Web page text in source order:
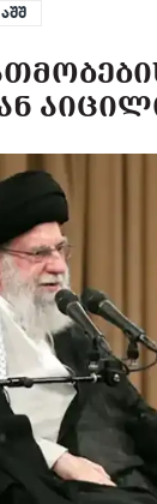
აშშ